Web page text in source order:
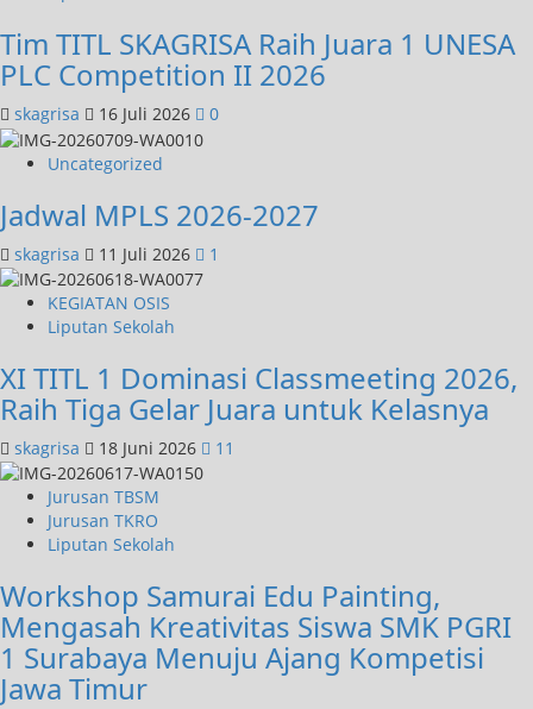
Tim TITL SKAGRISA Raih Juara 1 UNESA
PLC Competition II 2026
skagrisa 16 Juli 2026 0
Uncategorized
Jadwal MPLS 2026-2027
skagrisa 11 Juli 2026 1
KEGIATAN OSIS
Liputan Sekolah
XI TITL 1 Dominasi Classmeeting 2026,
Raih Tiga Gelar Juara untuk Kelasnya
skagrisa 18 Juni 2026 11
Jurusan TBSM
Jurusan TKRO
Liputan Sekolah
Workshop Samurai Edu Painting,
Mengasah Kreativitas Siswa SMK PGRI
1 Surabaya Menuju Ajang Kompetisi
Jawa Timur